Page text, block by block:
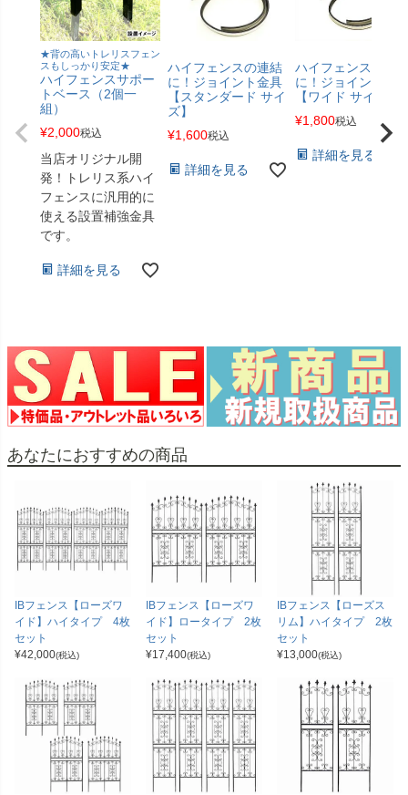
★背の高いトレリスフェン
スもしっかり安定★
ハイフェンスサポー
トベース（2個一
組）
¥2,000税込
当店オリジナル開
発！トレリス系ハイ
フェンスに汎用的に
使える設置補強金具
です。
詳細を見る
ハイフェンスの連結
に！ジョイント金具
【スタンダード サイ
ズ】
¥1,600税込
詳細を見る
ハイフェンスの連
に！ジョイント金
【ワイド サイズ】
¥1,800税込
詳細を見る
あなたにおすすめの商品
IBフェンス【ローズワ
イド】ハイタイプ 4枚
セット
¥42,000(税込)
IBフェンス【ローズワ
イド】ロータイプ 2枚
セット
¥17,400(税込)
IBフェンス【ローズス
リム】ハイタイプ 2枚
セット
¥13,000(税込)